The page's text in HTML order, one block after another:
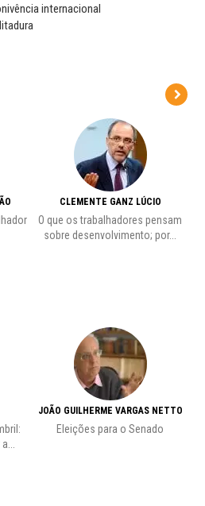
internacional
CLEMENTE GANZ LÚCIO
O que os trabalhadores pensam
sobre desenvolvimento; por...
JOÃO GUILHERME VARGAS NETTO
Eleições para o Senado